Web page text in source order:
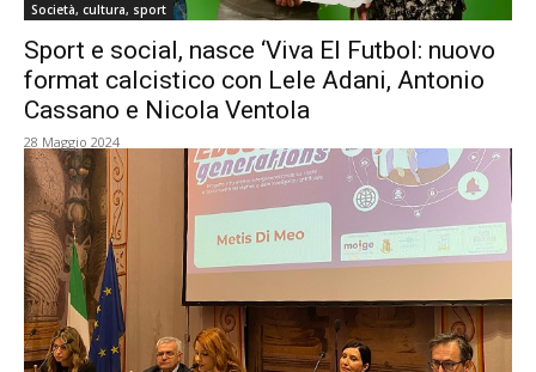
Società, cultura, sport
Sport e social, nasce ‘Viva El Futbol: nuovo
format calcistico con Lele Adani, Antonio
Cassano e Nicola Ventola
28 Maggio 2024